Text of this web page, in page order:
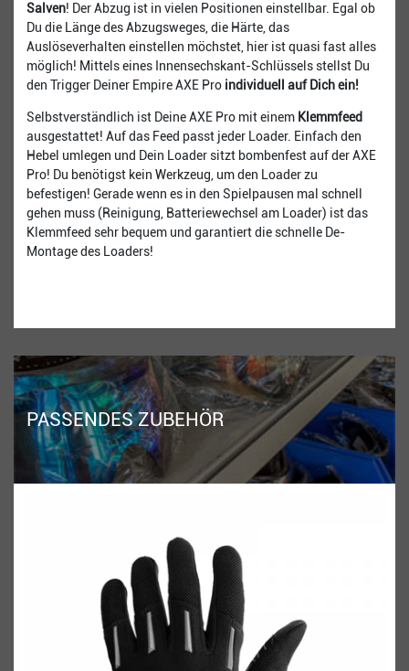
Salven! Der Abzug ist in vielen Positionen einstellbar. Egal ob
Du die Länge des Abzugsweges, die Härte, das
Auslöseverhalten einstellen möchstet, hier ist quasi fast alles
möglich! Mittels eines Innensechskant-Schlüssels stellst Du
den Trigger Deiner Empire AXE Pro individuell auf Dich ein!
Selbstverständlich ist Deine AXE Pro mit einem Klemmfeed
ausgestattet! Auf das Feed passt jeder Loader. Einfach den
Hebel umlegen und Dein Loader sitzt bombenfest auf der AXE
Pro! Du benötigst kein Werkzeug, um den Loader zu
befestigen! Gerade wenn es in den Spielpausen mal schnell
gehen muss (Reinigung, Batteriewechsel am Loader) ist das
Klemmfeed sehr bequem und garantiert die schnelle De-
Montage des Loaders!
PASSENDES ZUBEHÖR